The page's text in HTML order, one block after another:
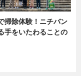
掃除体験！ニチバン
手をいたわることの